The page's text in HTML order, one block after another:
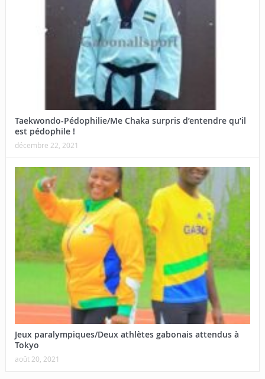
Taekwondo-Pédophilie/Me Chaka surpris d’entendre qu’il
est pédophile !
décembre 22, 2021
Jeux paralympiques/Deux athlètes gabonais attendus à
Tokyo
août 20, 2021